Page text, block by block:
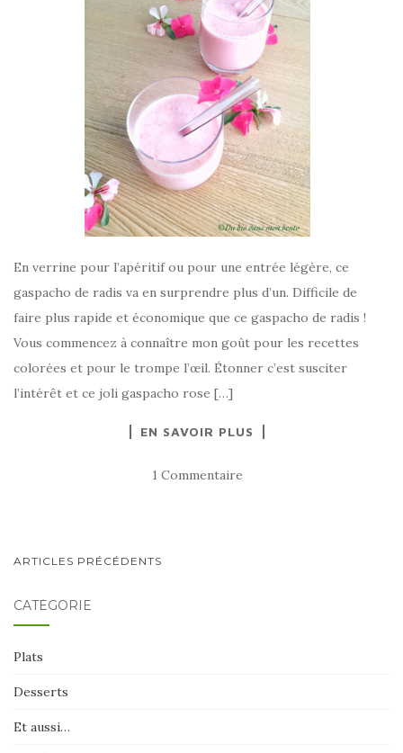
En verrine pour l’apéritif ou pour une entrée légère, ce
gaspacho de radis va en surprendre plus d’un. Difficile de
faire plus rapide et économique que ce gaspacho de radis !
Vous commencez à connaître mon goût pour les recettes
colorées et pour le trompe l’œil. Étonner c’est susciter
l’intérêt et ce joli gaspacho rose […]
EN SAVOIR PLUS
1 Commentaire
NAVIGATION
SEIN
DES
ARTICLES
ARTICLES PRÉCÉDENTS
CATÉGORIE
Plats
Desserts
Et aussi…